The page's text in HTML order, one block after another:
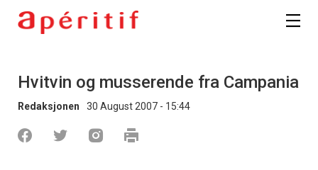
Hvitvin og musserende fra Campania
Redaksjonen 30 August 2007 - 15:44